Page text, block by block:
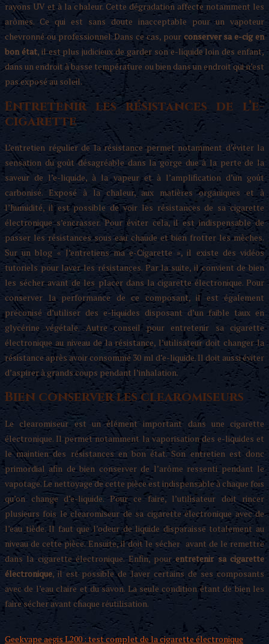
rayons UV et à la chaleur. Cette dégradation affecte notamment les
arômes. Ce qui est sans doute inacceptable pour un vapoteur
chevronné ou professionnel. Dans ce cas, pour conserver sa e-cig en
bon état, il est plus judicieux de garder son e-liquide loin des enfant,
dans un endroit à basse température ou bien dans un endroit qui n’est
pas exposé au soleil.
Entretenir les résistances de l’e-
cigarette
L’entretien régulier de la résistance permet notamment d’éviter la
sensation du goût désagréable dans la gorge due à la perte de la
saveur de l’e-liquide, à la vapeur et à l’amplification d’un goût
carbonisé. Exposé à la chaleur, aux matières organiques et à
l’humidité, il est possible de voir les résistances de sa cigarette
électronique s’encrasser. Pour éviter cela, il est indispensable de
passer les résistances sous eau chaude et bien frotter les mèches.
Sur un blog « J’entretiens ma e-Cigarette », il existe des vidéos
tutoriels pour laver les résistances. Par la suite, il convient de bien
les sécher avant de les placer dans la cigarette électronique. Pour
conserver la performance de ce composant, il est également
préconisé d’utiliser des e-liquides disposant d’un faible taux en
glycérine végétale. Autre conseil pour entretenir sa cigarette
électronique au niveau de la résistance, l’utilisateur doit changer la
résistance après avoir consommé 30 ml d’e-liquide. Il doit aussi éviter
d’aspirer à grands coups pendant l’inhalation.
Bien conserver les clearomiseurs
Le clearomiseur est un élément important dans une cigarette
électronique. Il permet notamment la vaporisation des e-liquides et
le maintien des résistances en bon état. Son entretien est donc
primordial afin de bien conserver de l’arôme ressenti pendant le
vapotage. Le nettoyage de cette pièce est indispensable à chaque fois
qu’on change d’e-liquide. Pour ce faire, l’utilisateur doit rincer
plusieurs fois le clearomiseur de sa cigarette électronique avec de
l’eau tiède. Il faut que l’odeur de liquide disparaisse totalement au
niveau de cette pièce. Ensuite, il doit le sécher avant de le remettre
dans la cigarette électronique. Enfin, pourentretenir sa cigarette
électronique, il est possible de laver certains de ses composants
avec de l’eau claire et du savon. La seule condition étant de bien les
faire sécher avant chaque réutilisation.
Geekvape aegis L200 : test complet de la cigarette électronique